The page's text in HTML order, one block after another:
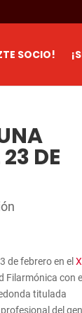
SOCIO!
DE
de febrero en el
Filarmónica con el
titulada
del